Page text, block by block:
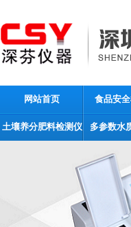
网站首页 食品安
土壤养分肥料检测仪 多参数水